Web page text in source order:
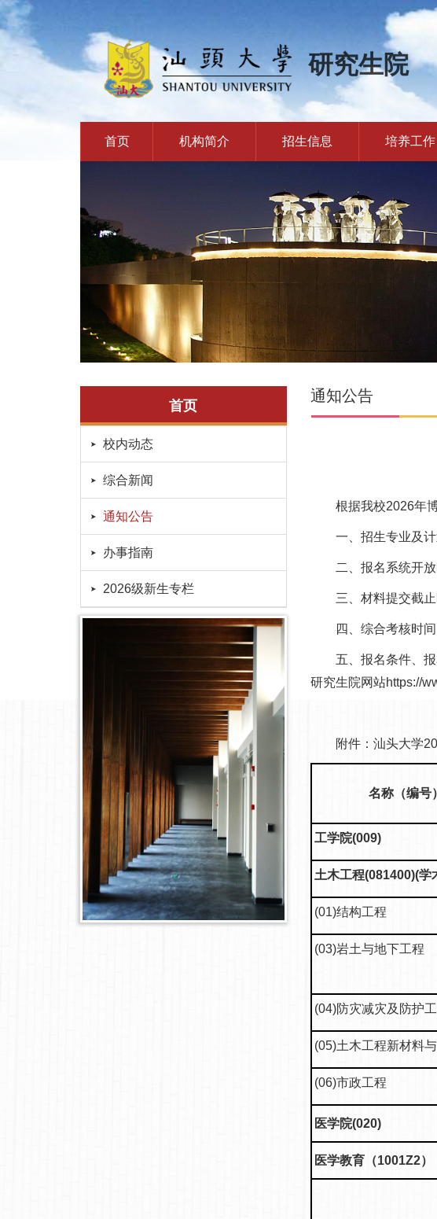
研究生院
首页 机构简介 招生信息 培养工作
首页
校内动态
综合新闻
通知公告
办事指南
2026级新生专栏
通知公告
根据我校2026年博
一、招生专业及计
二、报名系统开放
三、材料提交截止
四、综合考核时间
五、报名条件、报
研究生院网站https://
附件：汕头大学
名称（编号）
工学院(009)
土木工程(081400)(学
(01)结构工程
(03)岩土与地下工程
(04)防灾减灾及防护
(05)土木工程新材料
(06)市政工程
医学院(020)
医学教育（1001Z2）